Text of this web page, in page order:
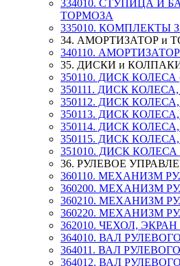
334010. СТУПИЦА И
ТОРМОЗА
335010. КОМПЛЕКТЫ
34. АМОРТИЗАТОР и
340110.
35. ДИСКИ и
350110. ДИСК
350111. ДИСК
350112. ДИСК
350113. ДИСК
350114. ДИСК
350115. ДИСК
351010. ДИСК
36. РУЛЕВОЕ
360110. МЕХАНИЗМ
360200. МЕХАНИЗМ
360210. МЕХАНИЗМ
360220. МЕХАНИЗМ
362010. ЧЕХОЛ,
364010. ВАЛ
364011. ВАЛ
364012. ВАЛ